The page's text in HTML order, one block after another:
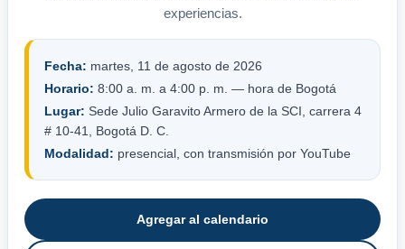
experiencias.
Fecha: martes, 11 de agosto de 2026
Horario: 8:00 a. m. a 4:00 p. m. — hora de Bogotá
Lugar: Sede Julio Garavito Armero de la SCI, carrera 4
# 10-41, Bogotá D. C.
Modalidad: presencial, con transmisión por YouTube
Agregar al calendario